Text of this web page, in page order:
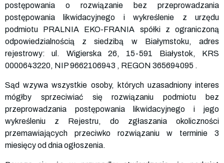
postępowania o rozwiązanie bez przeprowadzania
postępowania likwidacyjnego i wykreślenie z urzędu
podmiotu PRALNIA EKO-FRANIA spółki z ograniczoną
odpowiedzialnością z siedzibą w Białymstoku, adres
rejestrowy: ul. Wigierska 26, 15-591 Białystok, KRS
0000643220, NIP9662106943 , REGON 365694095 .
Sąd wzywa wszystkie osoby, których uzasadniony interes
mógłby sprzeciwiać się rozwiązaniu podmiotu bez
przeprowadzania postępowania likwidacyjnego i jego
wykreśleniu z Rejestru, do zgłaszania okoliczności
przemawiających przeciwko rozwiązaniu w terminie 3
miesięcy od dnia ogłoszenia.